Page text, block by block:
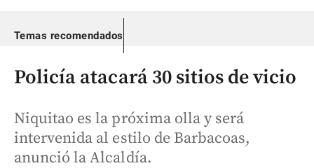
Temas recomendados
Policía atacará 30 sitios de vicio
Niquitao es la próxima olla y será
intervenida al estilo de Barbacoas,
anunció la Alcaldía.